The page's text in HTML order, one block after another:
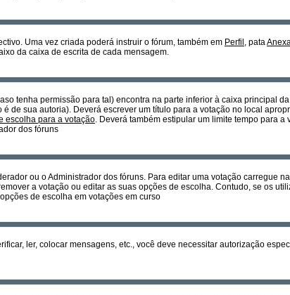
Uma vez criada poderá instruir o fórum, também em Perfil , pata
da caixa de escrita de cada mensagem.
tenha permissão para tal) encontra na parte inferior à caixa principal
de sua autoria). Deverá escrever um título para a votação no local
escolha para a votação. Deverá também estipular um limite tempo para
dos fóruns
ou o Administrador dos fóruns. Para editar uma votação carregue
a votação ou editar as suas opções de escolha. Contudo, se os
de escolha em votações em curso
ler, colocar mensagens, etc., você deve necessitar autorização